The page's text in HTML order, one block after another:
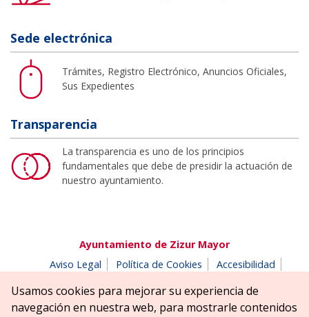
Sede electrónica
Trámites, Registro Electrónico, Anuncios Oficiales,
Sus Expedientes
Transparencia
La transparencia es uno de los principios
fundamentales que debe de presidir la actuación de
nuestro ayuntamiento.
Ayuntamiento de Zizur Mayor
Aviso Legal
Política de Cookies
Accesibilidad
Parque Erreniega parkea, s/n | 31180 Zizur Mayor-Zizur
Nagusia (NAVARRA-NAFARROA)
Usamos cookies para mejorar su experiencia de
navegación en nuestra web, para mostrarle contenidos